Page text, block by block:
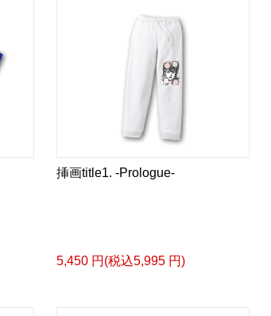
挿画title1. -Prologue-
5,450 円(税込5,995 円)